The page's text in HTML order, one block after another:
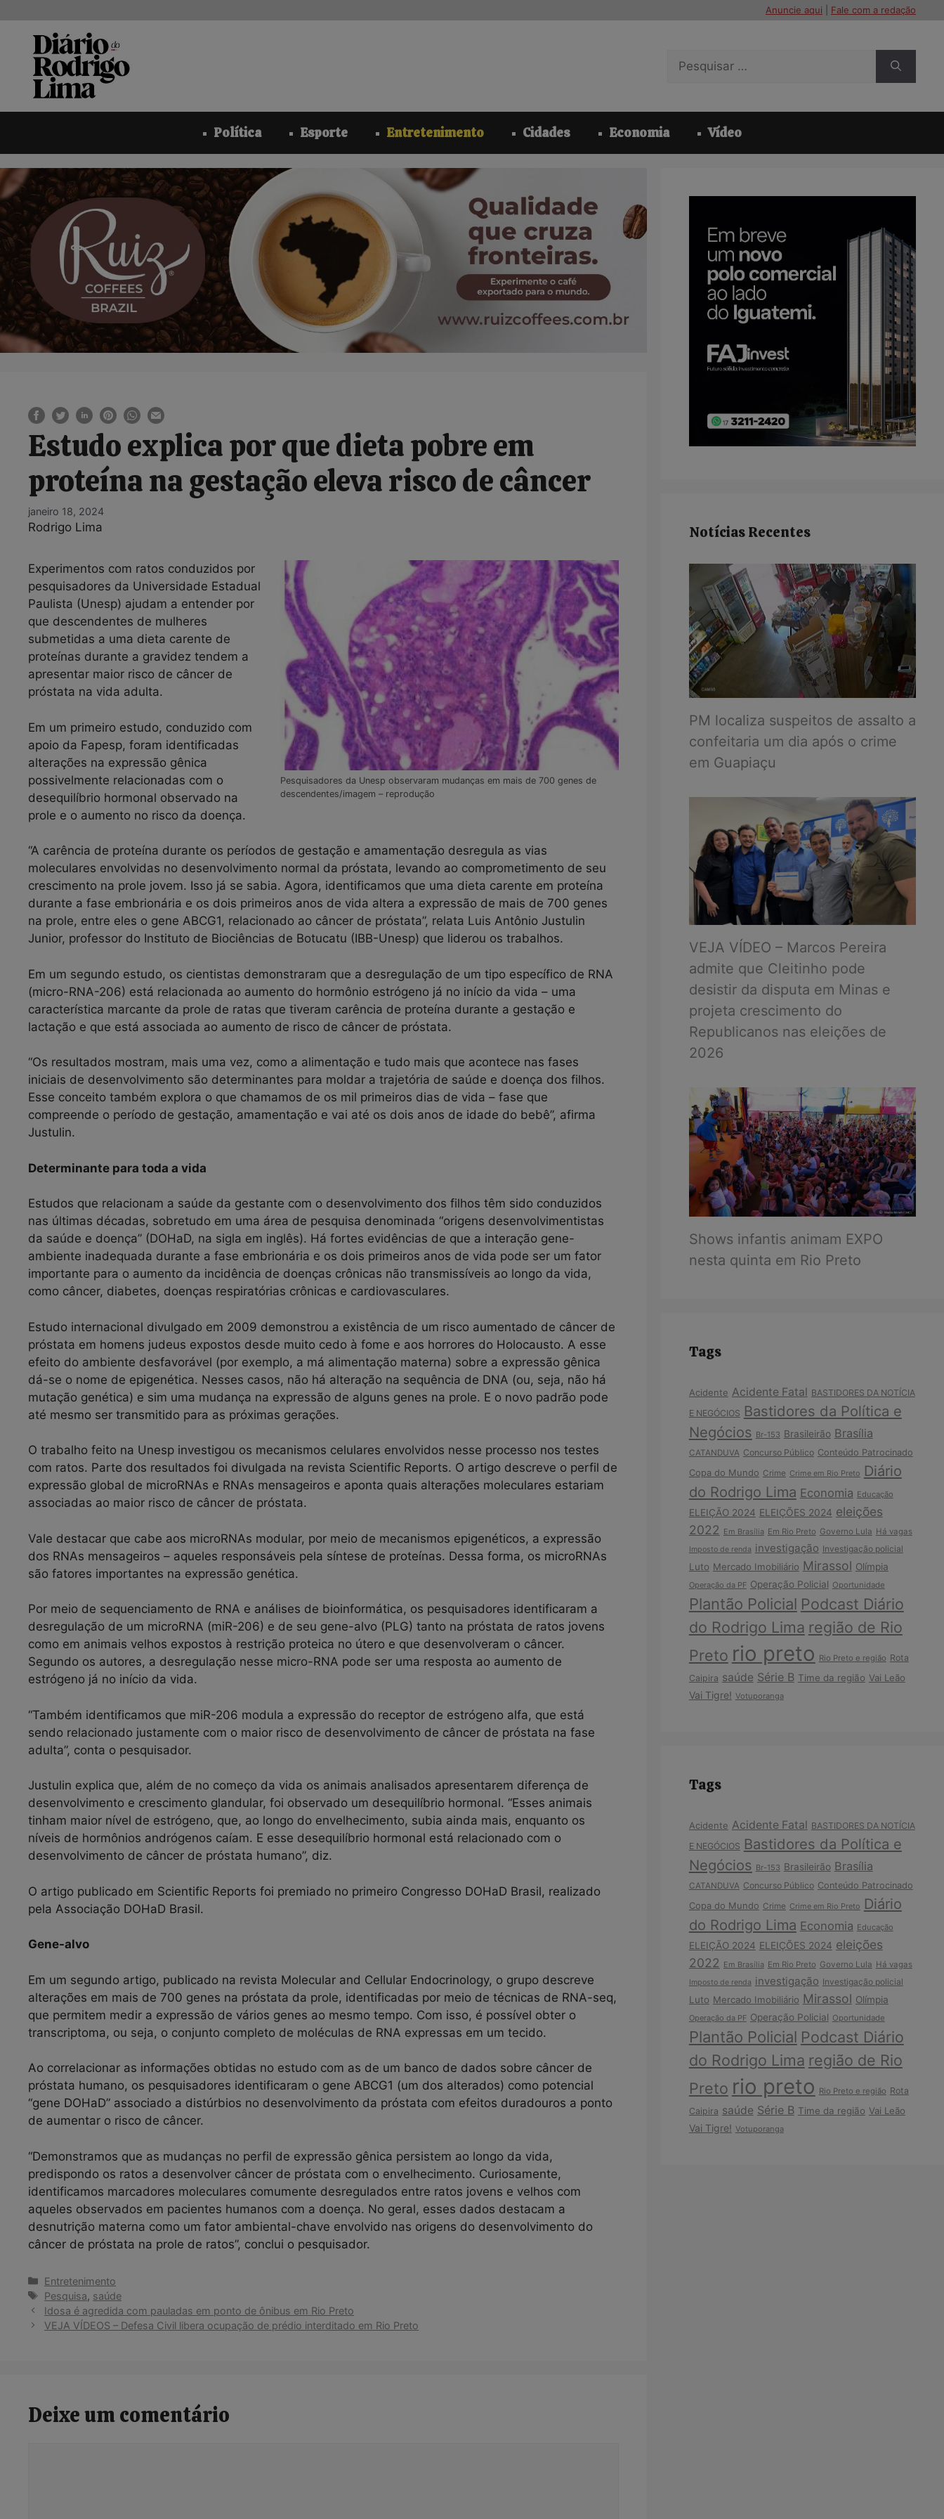
conteúdo
Anuncie aqui Fale com a redação
por:
Política Esporte Entretenimento Cidades Economia Vídeo
Estudo explica por que dieta pobre em
proteína na gestação eleva risco de câncer
janeiro 18, 2024
Rodrigo Lima
Pesquisadores da Unesp observaram mudanças em mais de 700 genes de
descendentes/imagem – reprodução
Experimentos com ratos conduzidos por
pesquisadores da Universidade Estadual
Paulista (Unesp) ajudam a entender por
que descendentes de mulheres
submetidas a uma dieta carente de
proteínas durante a gravidez tendem a
apresentar maior risco de câncer de
próstata na vida adulta.
Em um primeiro estudo, conduzido com
apoio da Fapesp, foram identificadas
alterações na expressão gênica
possivelmente relacionadas com o
desequilíbrio hormonal observado na
prole e o aumento no risco da doença.
“A carência de proteína durante os períodos de gestação e amamentação desregula as vias
moleculares envolvidas no desenvolvimento normal da próstata, levando ao comprometimento de seu
crescimento na prole jovem. Isso já se sabia. Agora, identificamos que uma dieta carente em proteína
durante a fase embrionária e os dois primeiros anos de vida altera a expressão de mais de 700 genes
na prole, entre eles o gene ABCG1, relacionado ao câncer de próstata”, relata Luis Antônio Justulin
Junior, professor do Instituto de Biociências de Botucatu (IBB-Unesp) que liderou os trabalhos.
Em um segundo estudo, os cientistas demonstraram que a desregulação de um tipo específico de RNA
(micro-RNA-206) está relacionada ao aumento do hormônio estrógeno já no início da vida – uma
característica marcante da prole de ratas que tiveram carência de proteína durante a gestação e
lactação e que está associada ao aumento de risco de câncer de próstata.
“Os resultados mostram, mais uma vez, como a alimentação e tudo mais que acontece nas fases
iniciais de desenvolvimento são determinantes para moldar a trajetória de saúde e doença dos filhos.
Esse conceito também explora o que chamamos de os mil primeiros dias de vida – fase que
compreende o período de gestação, amamentação e vai até os dois anos de idade do bebê”, afirma
Justulin.
Determinante para toda a vida
Estudos que relacionam a saúde da gestante com o desenvolvimento dos filhos têm sido conduzidos
nas últimas décadas, sobretudo em uma área de pesquisa denominada “origens desenvolvimentistas
da saúde e doença” (DOHaD, na sigla em inglês). Há fortes evidências de que a interação gene-
ambiente inadequada durante a fase embrionária e os dois primeiros anos de vida pode ser um fator
importante para o aumento da incidência de doenças crônicas não transmissíveis ao longo da vida,
como câncer, diabetes, doenças respiratórias crônicas e cardiovasculares.
Estudo internacional divulgado em 2009 demonstrou a existência de um risco aumentado de câncer de
próstata em homens judeus expostos desde muito cedo à fome e aos horrores do Holocausto. A esse
efeito do ambiente desfavorável (por exemplo, a má alimentação materna) sobre a expressão gênica
dá-se o nome de epigenética. Nesses casos, não há alteração na sequência de DNA (ou, seja, não há
mutação genética) e sim uma mudança na expressão de alguns genes na prole. E o novo padrão pode
até mesmo ser transmitido para as próximas gerações.
O trabalho feito na Unesp investigou os mecanismos celulares envolvidos nesse processo nos testes
com ratos. Parte dos resultados foi divulgada na revista Scientific Reports. O artigo descreve o perfil de
expressão global de microRNAs e RNAs mensageiros e aponta quais alterações moleculares estariam
associadas ao maior risco de câncer de próstata.
Vale destacar que cabe aos microRNAs modular, por meio de mecanismos epigenéticos, a expressão
dos RNAs mensageiros – aqueles responsáveis pela síntese de proteínas. Dessa forma, os microRNAs
são fatores importantes na expressão genética.
Por meio de sequenciamento de RNA e análises de bioinformática, os pesquisadores identificaram a
desregulação de um microRNA (miR-206) e de seu gene-alvo (PLG) tanto na próstata de ratos jovens
como em animais velhos expostos à restrição proteica no útero e que desenvolveram o câncer.
Segundo os autores, a desregulação nesse micro-RNA pode ser uma resposta ao aumento de
estrógeno já no início da vida.
“Também identificamos que miR-206 modula a expressão do receptor de estrógeno alfa, que está
sendo relacionado justamente com o maior risco de desenvolvimento de câncer de próstata na fase
adulta”, conta o pesquisador.
Justulin explica que, além de no começo da vida os animais analisados apresentarem diferença de
desenvolvimento e crescimento glandular, foi observado um desequilíbrio hormonal. “Esses animais
tinham maior nível de estrógeno, que, ao longo do envelhecimento, subia ainda mais, enquanto os
níveis de hormônios andrógenos caíam. E esse desequilíbrio hormonal está relacionado com o
desenvolvimento de câncer de próstata humano”, diz.
O artigo publicado em Scientific Reports foi premiado no primeiro Congresso DOHaD Brasil, realizado
pela Associação DOHaD Brasil.
Gene-alvo
Em um segundo artigo, publicado na revista Molecular and Cellular Endocrinology, o grupo descreve
alterações em mais de 700 genes na próstata da prole, identificadas por meio de técnicas de RNA-seq,
que permitem medir a expressão de vários genes ao mesmo tempo. Com isso, é possível obter o
transcriptoma, ou seja, o conjunto completo de moléculas de RNA expressas em um tecido.
Ao correlacionar as informações obtidas no estudo com as de um banco de dados sobre câncer de
próstata humano, os pesquisadores identificaram o gene ABCG1 (um dos alterados) como potencial
“gene DOHaD” associado a distúrbios no desenvolvimento da próstata com efeitos duradouros a ponto
de aumentar o risco de câncer.
“Demonstramos que as mudanças no perfil de expressão gênica persistem ao longo da vida,
predispondo os ratos a desenvolver câncer de próstata com o envelhecimento. Curiosamente,
identificamos marcadores moleculares comumente desregulados entre ratos jovens e velhos com
aqueles observados em pacientes humanos com a doença. No geral, esses dados destacam a
desnutrição materna como um fator ambiental-chave envolvido nas origens do desenvolvimento do
câncer de próstata na prole de ratos”, conclui o pesquisador.
Categorias
Entretenimento
Tags
Pesquisa, saúde
Idosa é agredida com pauladas em ponto de ônibus em Rio Preto
VEJA VÍDEOS – Defesa Civil libera ocupação de prédio interditado em Rio Preto
Deixe um comentário
Notícias Recentes
PM localiza suspeitos de assalto a
confeitaria um dia após o crime
em Guapiaçu
VEJA VÍDEO – Marcos Pereira
admite que Cleitinho pode
desistir da disputa em Minas e
projeta crescimento do
Republicanos nas eleições de
2026
Shows infantis animam EXPO
nesta quinta em Rio Preto
Tags
Acidente Acidente Fatal BASTIDORES DA NOTÍCIA
E NEGÓCIOS Bastidores da Política e
Negócios Br-153 Brasileirão Brasília
CATANDUVA Concurso Público Conteúdo Patrocinado
Copa do Mundo Crime Crime em Rio Preto Diário
do Rodrigo Lima Economia Educação
ELEIÇÃO 2024 ELEIÇÕES 2024 eleições
2022 Em Brasília Em Rio Preto Governo Lula Há vagas
Imposto de renda investigação Investigação policial
Luto Mercado Imobiliário Mirassol Olímpia
Operação da PF Operação Policial Oportunidade
Plantão Policial Podcast Diário
do Rodrigo Lima região de Rio
Preto rio preto Rio Preto e região Rota
Caipira saúde Série B Time da região Vai Leão
Vai Tigre! Votuporanga
Tags
Acidente Acidente Fatal BASTIDORES DA NOTÍCIA
E NEGÓCIOS Bastidores da Política e
Negócios Br-153 Brasileirão Brasília
CATANDUVA Concurso Público Conteúdo Patrocinado
Copa do Mundo Crime Crime em Rio Preto Diário
do Rodrigo Lima Economia Educação
ELEIÇÃO 2024 ELEIÇÕES 2024 eleições
2022 Em Brasília Em Rio Preto Governo Lula Há vagas
Imposto de renda investigação Investigação policial
Luto Mercado Imobiliário Mirassol Olímpia
Operação da PF Operação Policial Oportunidade
Plantão Policial Podcast Diário
do Rodrigo Lima região de Rio
Preto rio preto Rio Preto e região Rota
Caipira saúde Série B Time da região Vai Leão
Vai Tigre! Votuporanga